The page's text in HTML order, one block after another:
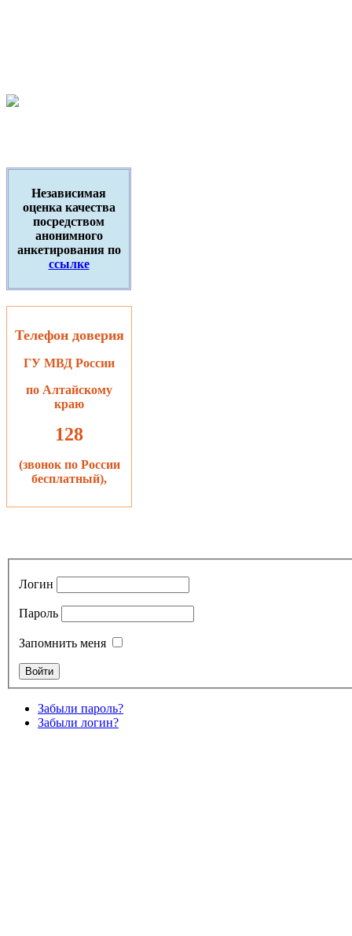
Независимая
оценка качества
посредством
анонимного
анкетирования по
ссылке
Телефон доверия
ГУ МВД России
по Алтайскому
краю
128
(звонок по России
бесплатный),
Логин
Пароль
Запомнить меня
Забыли пароль?
Забыли логин?